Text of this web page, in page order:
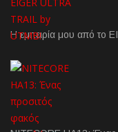
Η εμπειρία μου από το